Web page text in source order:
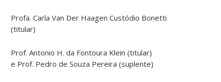
Profa. Carla Van Der Haagen Custódio Bonetti
(titular)
Prof. Antonio H. da Fontoura Klein (titular)
e Prof. Pedro de Souza Pereira (suplente)